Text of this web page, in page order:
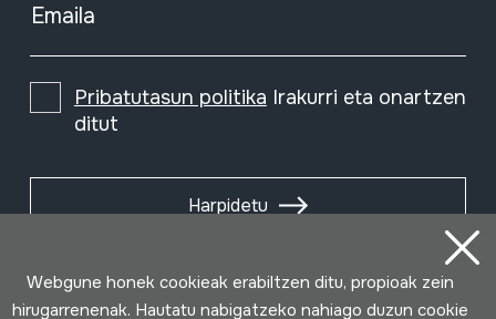
Emaila
Pribatutasun politika Irakurri eta onartzen
ditut
Harpidetu
Webgune honek cookieak erabiltzen ditu, propioak zein
hirugarrenenak. Hautatu nabigatzeko nahiago duzun cookie